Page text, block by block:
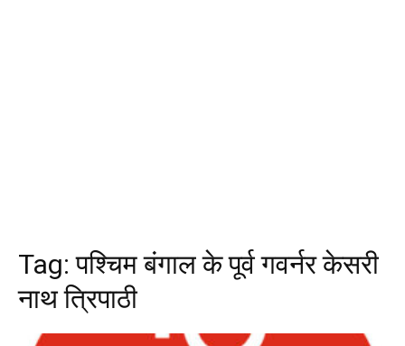
Tag:पश्चिम बंगाल के पूर्व गवर्नर केसरी
नाथ त्रिपाठी